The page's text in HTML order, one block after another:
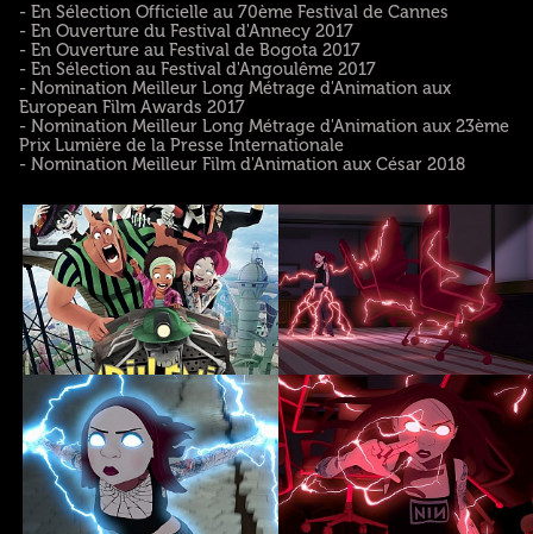
- En Sélection Officielle au 70ème Festival de Cannes
- En Ouverture du Festival d'Annecy 2017
- En Ouverture au Festival de Bogota 2017
- En Sélection au Festival d'Angoulême 2017
- Nomination Meilleur Long Métrage d'Animation aux
European Film Awards 2017
- Nomination Meilleur Long Métrage d'Animation aux 23ème
Prix Lumière de la Presse Internationale
- Nomination Meilleur Film d'Animation aux César 2018